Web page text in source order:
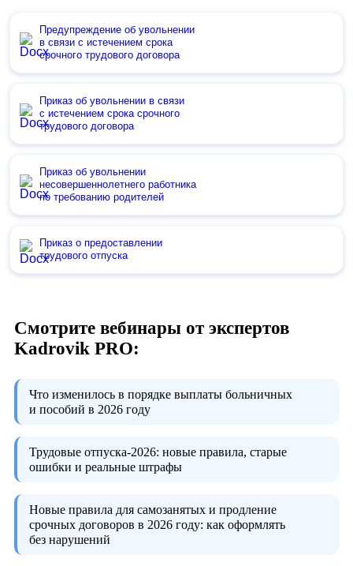
Предупреждение об увольнении
в связи с истечением срока
срочного трудового договора
Приказ об увольнении в связи
с истечением срока срочного
трудового договора
Приказ об увольнении
несовершеннолетнего работника
по требованию родителей
Приказ о предоставлении
трудового отпуска
Смотрите вебинары от экспертов
Kadrovik PRO:
Что изменилось в порядке выплаты больничных
и пособий в 2026 году
Трудовые отпуска-2026: новые правила, старые
ошибки и реальные штрафы
Новые правила для самозанятых и продление
срочных договоров в 2026 году: как оформлять
без нарушений